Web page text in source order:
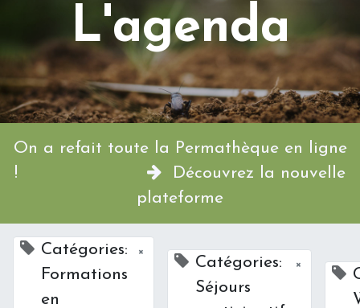
L'agenda
On a refait toute la Permathèque en ligne
!
Découvrez la nouvelle
plateforme
Catégories:
Formations
en
×
Catégories:
Séjours
×